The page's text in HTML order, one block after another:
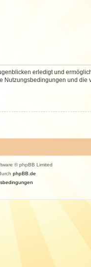
erledigt und
und
© phpBB Limited
phpBB.de